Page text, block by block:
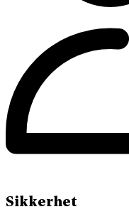
Sikkerhet